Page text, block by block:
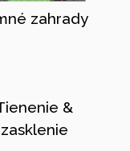
zahrady
&
zasklenie